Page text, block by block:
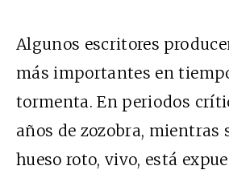
Algunos escritores
más importantes en
tormenta. En periodos
años de zozobra, mientras
hueso roto, vivo, está